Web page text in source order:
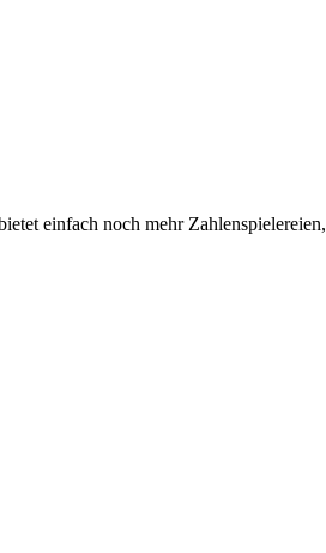
einfach noch mehr Zahlenspielereien,